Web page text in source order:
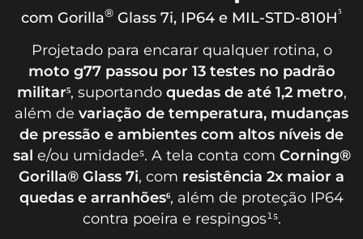
com Gorilla® Glass 7i, IP64 e MIL-STD-810H⁵
Projetado para encarar qualquer rotina, o
moto g77 passou por 13 testes no padrão
militar⁵, suportando quedas de até 1,2 metro,
além de variação de temperatura, mudanças
de pressão e ambientes com altos níveis de
sal e/ou umidade⁵. A tela conta com Corning®
Gorilla® Glass 7i, com resistência 2x maior a
quedas e arranhões⁶, além de proteção IP64
contra poeira e respingos¹⁵.